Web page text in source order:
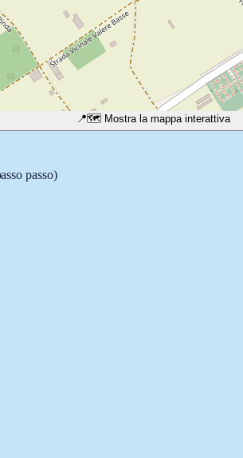
📍🗺️ Mostra la mappa interattiva
passo)